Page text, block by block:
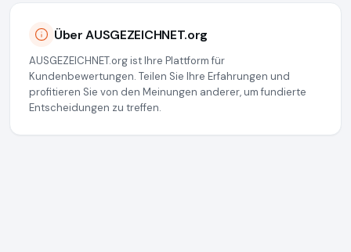
Über AUSGEZEICHNET.org
AUSGEZEICHNET.org ist Ihre Plattform für
Kundenbewertungen. Teilen Sie Ihre Erfahrungen und
profitieren Sie von den Meinungen anderer, um fundierte
Entscheidungen zu treffen.